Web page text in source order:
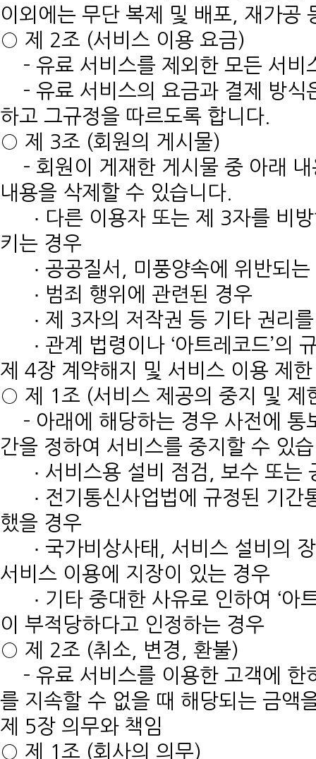
이외에는 무단 복제 및 배포, 재가공
○ 제 2조 (서비스 이용 요금)
- 유료 서비스를 제외한 모든 서비
- 유료 서비스의 요금과 결제 방식
하고 그규정을 따르도록 합니다.
○ 제 3조 (회원의 게시물)
- 회원이 게재한 게시물 중 아래 내
내용을 삭제할 수 있습니다.
∙ 다른 이용자 또는 제 3자를 비방
키는 경우
∙ 공공질서, 미풍양속에 위반되는
∙ 범죄 행위에 관련된 경우
∙ 제 3자의 저작권 등 기타 권리를
∙ 관계 법령이나 ‘아트레코드’의
제 4장 계약해지 및 서비스 이용 제한
○ 제 1조 (서비스 제공의 중지 및 제
- 아래에 해당하는 경우 사전에 통
간을 정하여 서비스를 중지할 수 있
∙ 서비스용 설비 점검, 보수 또는
∙ 전기통신사업법에 규정된 기간
했을 경우
∙ 국가비상사태, 서비스 설비의
서비스 이용에 지장이 있는 경우
∙ 기타 중대한 사유로 인하여 ‘아
이 부적당하다고 인정하는 경우
○ 제 2조 (취소, 변경, 환불)
- 유료 서비스를 이용한 고객에 한
를 지속할 수 없을 때 해당되는 금액
제 5장 의무와 책임
○ 제 1조 (회사의 의무)